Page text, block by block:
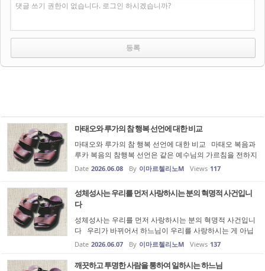
댓글 쓰기 권한이 없습니다. 로그인 하시겠습니까?
마태오와 루가의 참 행복 선언에 대한 비교
마태오와 루가의 참 행복 선언에 대한 비교 마태오 복음과
루카 복음의 참행복 선언은 같은 예수님의 가르침을 전하지
만, 강조점이 다릅니다. 두 복음을 함께 읽으면 복음의 깊이
가 더욱 선명하게 드러납니다. 1.장소의 차이 마태오 복음
Date 2026.06.08 By 이마르첼리노M Views 117
성체성사는 우리를 먼저 사랑하시는 분의 혁명적 사건입니
다
성체성사는 우리를 먼저 사랑하시는 분의 혁명적 사건입니
다 우리가 바뀌어서 하느님이 우리를 사랑하시는 게 아닙
니다. 하느님이 우리를 사랑하셔서 우리가 바뀔수 있는 것
입니다. “이는 너희를 위하여 내어주는 몸이며 쏟는 피이
다.” 성체성사는 우리를 ...
Date 2026.06.07 By 이마르첼리노M Views 137
깨끗하고 투명한 사람을 통하여 일하시는 하느님